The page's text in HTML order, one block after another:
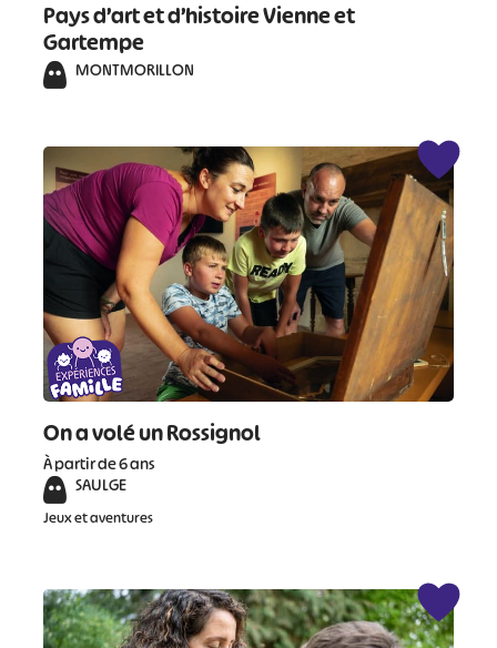
Pays d’art et d’histoire Vienne et
Gartempe
MONTMORILLON
On a volé un Rossignol
À partir de 6 ans
SAULGE
Jeux et aventures
# # #
#
#
#
#